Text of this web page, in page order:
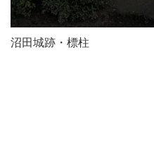
沼田城跡・標柱